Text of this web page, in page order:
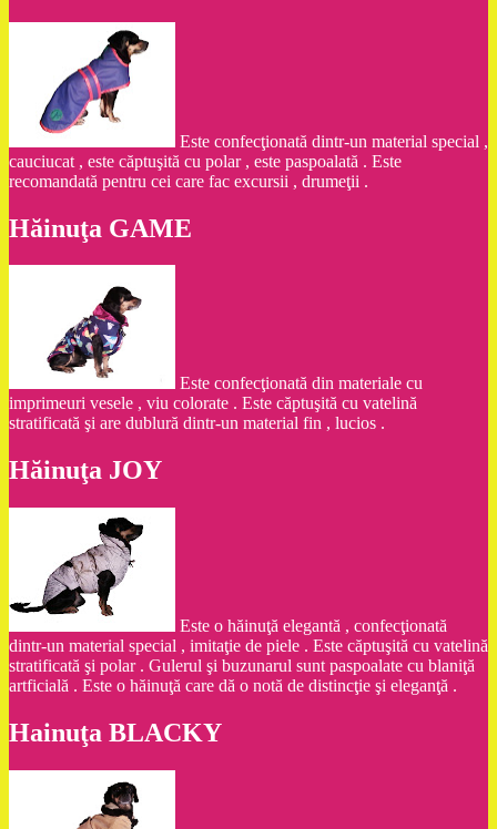
Este confecţionată dintr-un material special ,
cauciucat , este căptuşită cu polar , este paspoalată . Este
recomandată pentru cei care fac excursii , drumeţii .
Hăinuţa GAME
Este confecţionată din materiale cu
imprimeuri vesele , viu colorate . Este căptuşită cu vatelină
stratificată şi are dublură dintr-un material fin , lucios .
Hăinuţa JOY
Este o hăinuţă elegantă , confecţionată
dintr-un material special , imitaţie de piele . Este căptuşită cu vatelină
stratificată şi polar . Gulerul şi buzunarul sunt paspoalate cu blaniţă
artficială . Este o hăinuţă care dă o notă de distincţie şi eleganţă .
Hainuţa BLACKY